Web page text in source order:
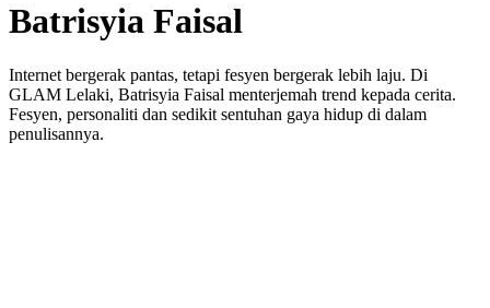
Batrisyia Faisal
Internet bergerak pantas, tetapi fesyen bergerak lebih laju. Di
GLAM Lelaki, Batrisyia Faisal menterjemah trend kepada cerita.
Fesyen, personaliti dan sedikit sentuhan gaya hidup di dalam
penulisannya.